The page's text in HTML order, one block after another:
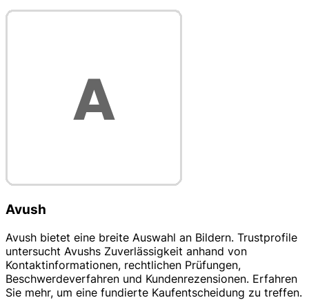
Avush
Avush bietet eine breite Auswahl an Bildern. Trustprofile
untersucht Avushs Zuverlässigkeit anhand von
Kontaktinformationen, rechtlichen Prüfungen,
Beschwerdeverfahren und Kundenrezensionen. Erfahren
Sie mehr, um eine fundierte Kaufentscheidung zu treffen.